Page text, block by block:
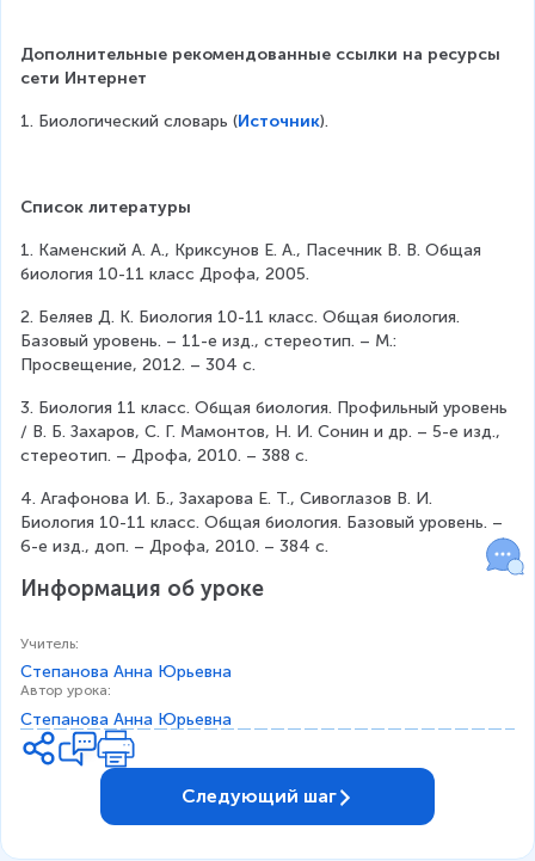
Дополнительные рекомендованные ссылки на ресурсы
сети Интернет
1. Биологический словарь (Источник).
Список литературы
1. Каменский А. А., Криксунов Е. А., Пасечник В. В. Общая
биология 10-11 класс Дрофа, 2005.
2. Беляев Д. К. Биология 10-11 класс. Общая биология.
Базовый уровень. – 11-е изд., стереотип. – М.:
Просвещение, 2012. – 304 с.
3. Биология 11 класс. Общая биология. Профильный уровень
/ В. Б. Захаров, С. Г. Мамонтов, Н. И. Сонин и др. – 5-е изд.,
стереотип. – Дрофа, 2010. – 388 с.
4. Агафонова И. Б., Захарова Е. Т., Сивоглазов В. И.
Биология 10-11 класс. Общая биология. Базовый уровень. –
6-е изд., доп. – Дрофа, 2010. – 384 с.
Информация об уроке
Учитель:
Степанова Анна Юрьевна
Автор урока:
Степанова Анна Юрьевна
Следующий шаг